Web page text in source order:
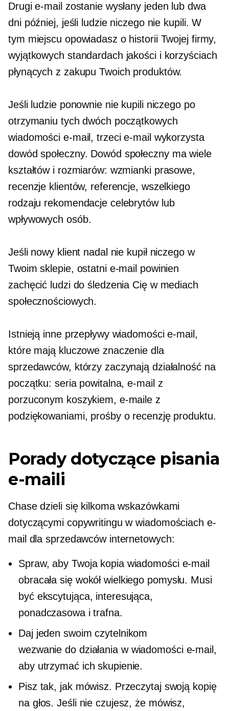
Drugi e-mail zostanie wysłany jeden lub dwa
dni później, jeśli ludzie niczego nie kupili. W
tym miejscu opowiadasz o historii Twojej firmy,
wyjątkowych standardach jakości i korzyściach
płynących z zakupu Twoich produktów.
Jeśli ludzie ponownie nie kupili niczego po
otrzymaniu tych dwóch początkowych
wiadomości e-mail, trzeci e-mail wykorzysta
dowód społeczny. Dowód społeczny ma wiele
kształtów i rozmiarów: wzmianki prasowe,
recenzje klientów, referencje, wszelkiego
rodzaju rekomendacje celebrytów lub
wpływowych osób.
Jeśli nowy klient nadal nie kupił niczego w
Twoim sklepie, ostatni e-mail powinien
zachęcić ludzi do śledzenia Cię w mediach
społecznościowych.
Istnieją inne przepływy wiadomości e-mail,
które mają kluczowe znaczenie dla
sprzedawców, którzy zaczynają działalność na
początku: seria powitalna, e-mail z
porzuconym koszykiem, e-maile z
podziękowaniami, prośby o recenzję produktu.
Porady dotyczące pisania
e-maili
Chase dzieli się kilkoma wskazówkami
dotyczącymi copywritingu w wiadomościach e-
mail dla sprzedawców internetowych:
Spraw, aby Twoja kopia wiadomości e-mail
obracała się wokół wielkiego pomysłu. Musi
być ekscytująca, interesująca,
ponadczasowa i trafna.
Daj jeden swoim czytelnikom
wezwanie do działaniaw wiadomości e-mail,
aby utrzymać ich skupienie.
Pisz tak, jak mówisz. Przeczytaj swoją kopię
na głos. Jeśli nie czujesz, że mówisz,